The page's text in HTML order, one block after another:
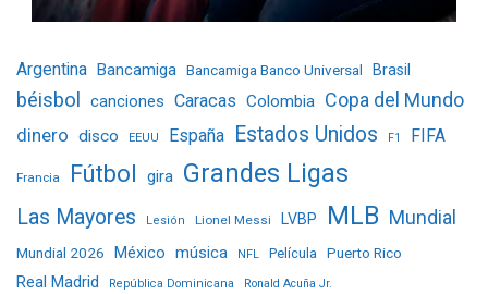
Argentina Bancamiga Bancamiga Banco Universal Brasil
béisbol canciones Caracas Colombia Copa del Mundo
dinero disco EEUU España Estados Unidos F1 FIFA
Francia Fútbol gira Grandes Ligas
Las Mayores Lesión Lionel Messi LVBP MLB Mundial
Mundial 2026 México música NFL Película Puerto Rico
Real Madrid República Dominicana Ronald Acuña Jr.